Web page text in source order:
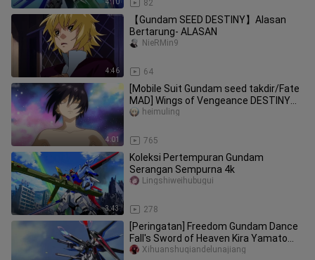
4:10 82
4:46
【Gundam SEED DESTINY】Alasan
Bertarung- ALASAN
64
NieRMin9
4:01
[Mobile Suit Gundam seed takdir/Fate
MAD] Wings of Vengeance DESTINY
GUNDAM
765
heimuling
3:43
Koleksi Pertempuran Gundam
Serangan Sempurna 4k
278
Lingshiweihubugui
[Peringatan] Freedom Gundam Dance
Fall's Sword of Heaven Kira Yamato
Dunia yang ingin aku lindungi j
Xihuanshuqiandelunajiang